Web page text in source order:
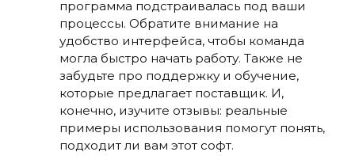
программа подстраивалась под ваши
процессы. Обратите внимание на
удобство интерфейса, чтобы команда
могла быстро начать работу. Также не
забудьте про поддержку и обучение,
которые предлагает поставщик. И,
конечно, изучите отзывы: реальные
примеры использования помогут понять,
подходит ли вам этот софт.